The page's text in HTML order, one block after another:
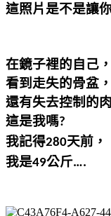
這照片是不是讓
在鏡子裡的自己，
看到走失的骨盆，
還有失去控制的
這是我嗎?
我記得280天前 ，
我是49公斤….